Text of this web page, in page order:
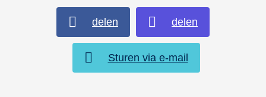
delen delen
Sturen via e-mail